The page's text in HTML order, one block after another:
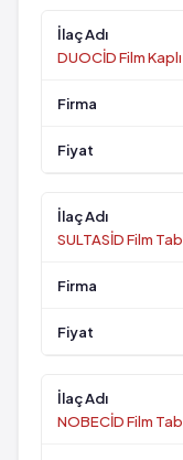
DUOCİD Film
SULTASİD Film
NOBECİD Film